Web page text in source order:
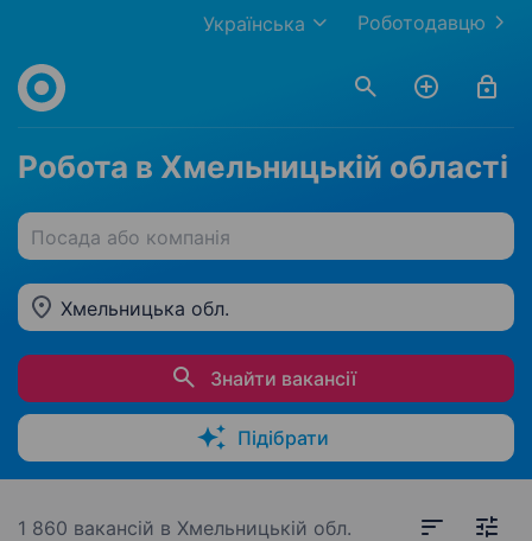
Роботодавцю
Українська
Робота в Хмельницькій області
Посада або компанія
Хмельницька обл.
Знайти вакансії
Підібрати
1 860 вакансій в Хмельницькій обл.